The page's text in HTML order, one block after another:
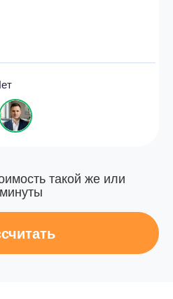
такой же или